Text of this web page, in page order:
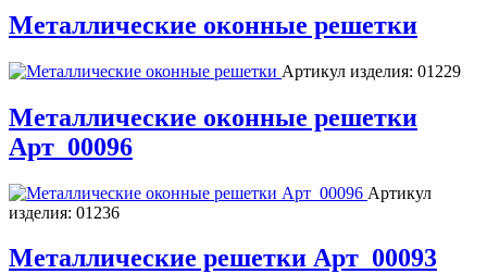
Металлические оконные решетки
Артикул изделия: 01229
Металлические оконные решетки
Арт_00096
Артикул
изделия: 01236
Металлические решетки Арт_00093